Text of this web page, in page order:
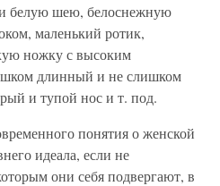
белую шею, белоснежную
маленький ротик,
ножку с высоким
длинный и не слишком
и тупой нос и т. под.
понятия о женской
идеала, если не
они себя подвергают, в